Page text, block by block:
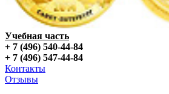
Учебная часть
+ 7 (496) 540-44-84
+ 7 (496) 547-44-84
Контакты
Отзывы